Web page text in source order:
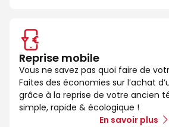
Reprise mobile
Vous ne savez pas quoi faire de
Faites des économies sur l’achat
grâce à la reprise de votre ancien
simple, rapide & écologique !
En savoir plus